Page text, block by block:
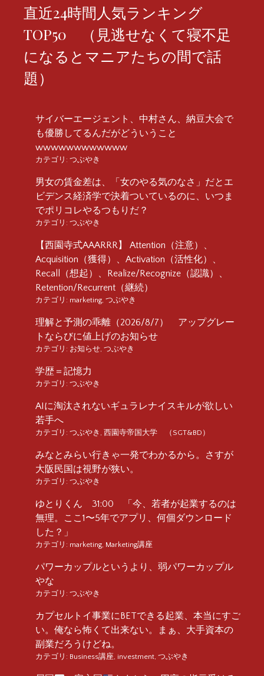
直近24時間人気ランキング
TOP50 （見逃せなくて寝不足
になるとマニアたちの間で話
題）
サイバーエージェント、中村さん、納豆大会で
も優勝してるんだがどういうこと
wwwwwwwwwwww
カテゴリ: つぶやき
男女の賃金差は、「女のやる気のなさ」だとエ
ビデンス経済学で決着ついているのに、いつま
でポリコレやるつもりだ？
カテゴリ: つぶやき
【西園寺式AAARRR】 Attention（注意）、
Acquisition（獲得）、Activation（活性化）、
Recall（想起）、Realize/Recognize（認識）、
Retention/Recurrent（継続）
カテゴリ: marketing つぶやき
理解と予測の乖離（2026/8/7） アップグレー
トならびに値上げのお知らせ
カテゴリ: お知らせ つぶやき
学歴＝記憶力
カテゴリ: つぶやき
AIに淘汰されないギュラレナイスキルが欲しい
若手へ
カテゴリ: つぶやき 西園寺帝国大学 （SGT&BD）
みなとみらい行きゃ一発でわかるから。さすが
大阪民国は視野が狭い。
カテゴリ: つぶやき
ゆとりくん 31:00 「今、若者が起業するのは
無理。ここ1〜5年でアプリ、何個ダウンロード
した？」
カテゴリ: marketing Marketing講座
パワーカップルというより、弱パワーカップル
やな
カテゴリ: つぶやき
カプセルトイ事業にBETできる起業、本当にすご
い。俺なら怖くて出来ない。まぁ、大手資本の
副業だろうけどね。
カテゴリ: Business講座 investment つぶやき